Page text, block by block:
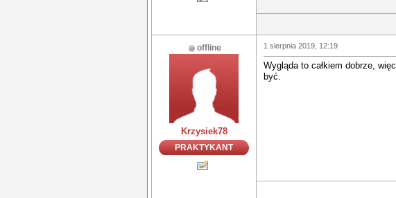
offline
Krzysiek78
PRAKTYKANT
1 sierpnia 2019, 12:19
Wygląda to całkiem dobrze,
być.